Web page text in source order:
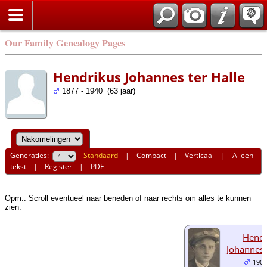
Our Family Genealogy Pages
Hendrikus Johannes ter Halle
1877 - 1940 (63 jaar)
Generaties: Standaard |Compact |Verticaal |Alleen
tekst | Register | PDF
Opm.: Scroll eventueel naar beneden of naar rechts om alles te kunnen
zien.